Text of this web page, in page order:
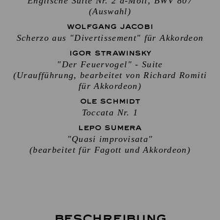
(Auswahl)
WOLFGANG JACOBI
Scherzo aus "Divertissement" für Akkordeon
IGOR STRAWINSKY
"Der Feuervogel" - Suite
(Uraufführung, bearbeitet von Richard Romiti
für Akkordeon)
OLE SCHMIDT
Toccata Nr. 1
LEPO SUMERA
"Quasi improvisata"
(bearbeitet für Fagott und Akkordeon)